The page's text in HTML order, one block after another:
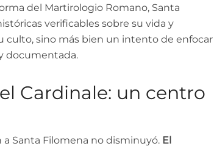
del Martirologio Romano, Santa
verificables sobre su vida y
culto, sino más bien un intento de enfocar
documentada.
Cardinale: un centro
Santa Filomena no disminuyó. El